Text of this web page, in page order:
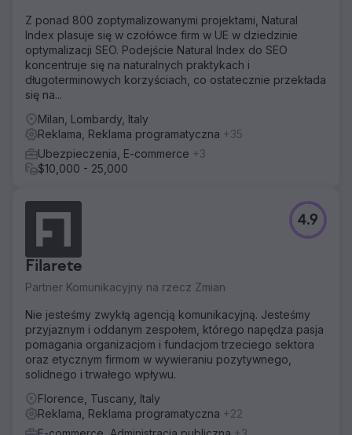
Z ponad 800 zoptymalizowanymi projektami, Natural
Index plasuje się w czołówce firm w UE w dziedzinie
optymalizacji SEO. Podejście Natural Index do SEO
koncentruje się na naturalnych praktykach i
długoterminowych korzyściach, co ostatecznie przekłada
się na...
Milan, Lombardy, Italy
Reklama, Reklama programatyczna +35
Ubezpieczenia, E-commerce +3
$10,000 - 25,000
Filarete
Partner Komunikacyjny na rzecz Zmian
4.9
Nie jesteśmy zwykłą agencją komunikacyjną. Jesteśmy
przyjaznym i oddanym zespołem, którego napędza pasja
pomagania organizacjom i fundacjom trzeciego sektora
oraz etycznym firmom w wywieraniu pozytywnego,
solidnego i trwałego wpływu.
Florence, Tuscany, Italy
Reklama, Reklama programatyczna +22